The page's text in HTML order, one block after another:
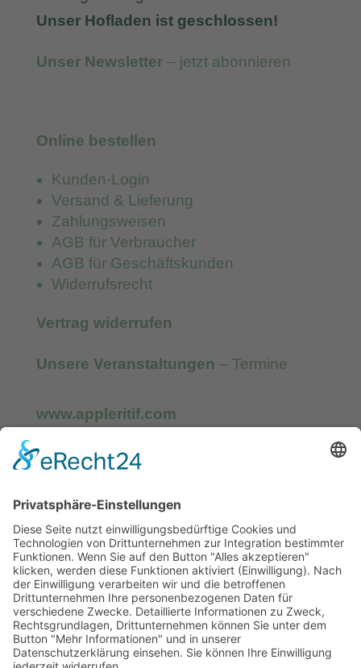
Unser Hofladen ist geschlossen!
Unser Newsletter– jetzt abonnieren
Online bestellen
Kunden-Login
Versand & Lieferung
Zahlungsweisen
AGB für Verbraucher
AGB für Geschäftskunden
Widerrufsrecht
Vertrag widerrufen
Unsere Veranstaltungen – Termine
www.appleritif.com